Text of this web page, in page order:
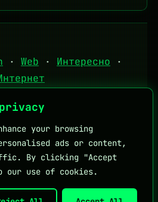
your browsing
ads or content,
By clicking "Accept
our use of cookies.
· Web · Интересно ·
блог на Мартин Петров
KapkaMed
Петров